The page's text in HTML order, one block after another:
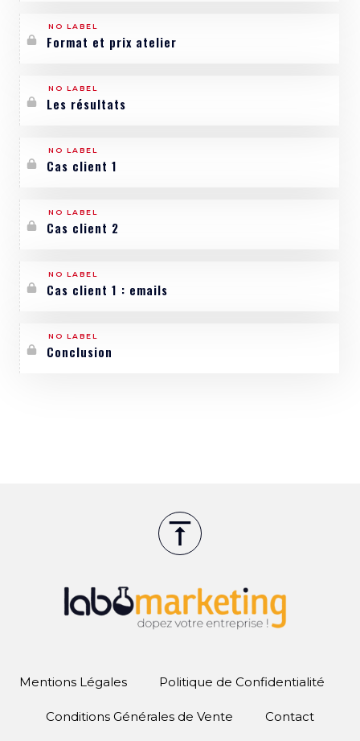
NO LABEL
Format et prix atelier
NO LABEL
Les résultats
NO LABEL
Cas client 1
NO LABEL
Cas client 2
NO LABEL
Cas client 1 : emails
NO LABEL
Conclusion
Mentions Légales Politique de Confidentialité
Conditions Générales de Vente Contact